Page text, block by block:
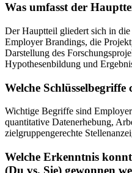
Was umfasst der
Der Hauptteil gliedert sich in
Employer Brandings, die
Darstellung des
Hypothesenbildung und
Welche
Wichtige Begriffe sind
quantitative Datenerhebung,
zielgruppengerechte
Welche Erkenntnis
(Du vs. Sie) gewonnen